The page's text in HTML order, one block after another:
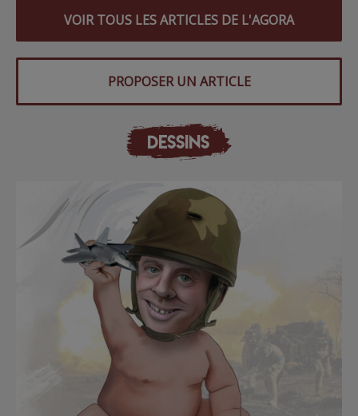
VOIR TOUS LES ARTICLES DE L'AGORA
PROPOSER UN ARTICLE
DESSINS